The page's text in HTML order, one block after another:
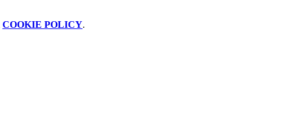
COOKIE POLICY.